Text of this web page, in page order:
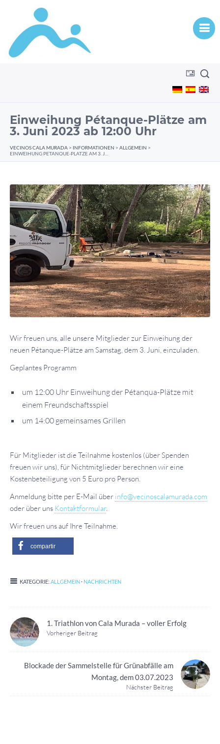
Einweihung Pétanque-Plätze am
3. Juni 2023 ab 12:00 Uhr
VECINOS CALA MURADA > INFORMATIONEN > ALLGEMEIN >
Wir freuen uns, alle unsere Mitglieder zur Einweihung der
neuen Pétanque-Plätze am Samstag, dem 3. Juni, einzuladen.
Geplantes Programm
um 12:00 Uhr Einweihung der Pétanqua-Plätze mit
einem Freundschaftsspiel
um 14:00 gemeinsames Grillen
Für Mitglieder ist die Teilnahme kostenlos (über Spenden
freuen wir uns), für Nichtmitglieder berechnen wir eine
Kostenbeteiligung von 5 Euro pro Person.
Anmeldung bitte per E-Mail über info@vecinoscalamurada.com
oder über uns Kontaktformular.
Wir freuen uns auf Ihre Teilnahme.
compartir
KATEGORIE: ALLGEMEIN· NACHRICHTEN
1. Triathlon von Cala Murada – voller Erfolg
Vorheriger Beitrag
Blockade der Sammelstelle für Grünabfälle am
Montag, dem 03.07.2023
Nächster Beitrag